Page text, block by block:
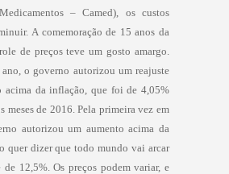
– Camed), os custos
A comemoração de 15 anos da
de preços teve um gosto amargo.
ano, o governo autorizou um reajuste
acima da inflação, que foi de 4,05%
meses de 2016. Pela primeira vez em
autorizou um aumento acima da
quer dizer que todo mundo vai arcar
de 12,5%. Os preços podem variar, e